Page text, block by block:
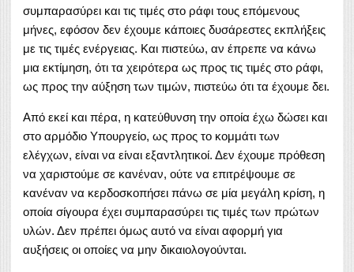
συμπαρασύρει και τις τιμές στο ράφι τους επόμενους
μήνες, εφόσον δεν έχουμε κάποιες δυσάρεστες εκπλήξεις
με τις τιμές ενέργειας. Και πιστεύω, αν έπρεπε να κάνω
μια εκτίμηση, ότι τα χειρότερα ως προς τις τιμές στο ράφι,
ως προς την αύξηση των τιμών, πιστεύω ότι τα έχουμε δει.
Από εκεί και πέρα, η κατεύθυνση την οποία έχω δώσει και
στο αρμόδιο Υπουργείο, ως προς το κομμάτι των
ελέγχων, είναι να είναι εξαντλητικοί. Δεν έχουμε πρόθεση
να χαριστούμε σε κανέναν, ούτε να επιτρέψουμε σε
κανέναν να κερδοσκοπήσει πάνω σε μία μεγάλη κρίση, η
οποία σίγουρα έχει συμπαρασύρει τις τιμές των πρώτων
υλών. Δεν πρέπει όμως αυτό να είναι αφορμή για
αυξήσεις οι οποίες να μην δικαιολογούνται.